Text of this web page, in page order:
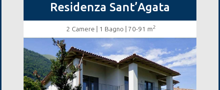
Residenza Sant’Agata
2 Camere | 1 Bagno | 70-91 m2